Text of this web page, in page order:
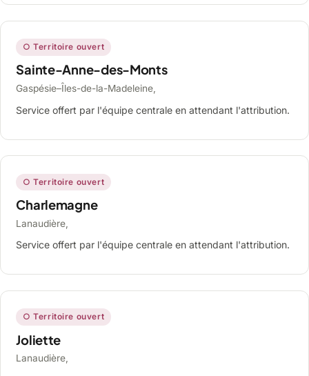
○ Territoire ouvert
Sainte-Anne-des-Monts
Gaspésie–Îles-de-la-Madeleine,
Service offert par l'équipe centrale en attendant l'attribution.
○ Territoire ouvert
Charlemagne
Lanaudière,
Service offert par l'équipe centrale en attendant l'attribution.
○ Territoire ouvert
Joliette
Lanaudière,